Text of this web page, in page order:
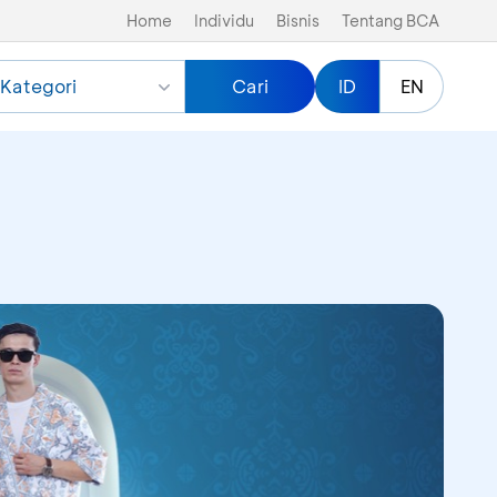
Home Individu Bisnis Tentang BCA
Kategori Cari ID EN